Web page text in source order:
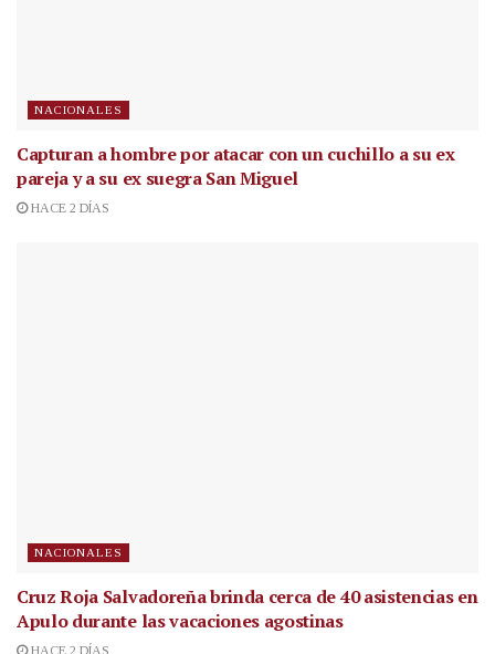
NACIONALES
Capturan a hombre por atacar con un cuchillo a su ex
pareja y a su ex suegra San Miguel
HACE 2 DÍAS
NACIONALES
Cruz Roja Salvadoreña brinda cerca de 40 asistencias en
Apulo durante las vacaciones agostinas
HACE 2 DÍAS